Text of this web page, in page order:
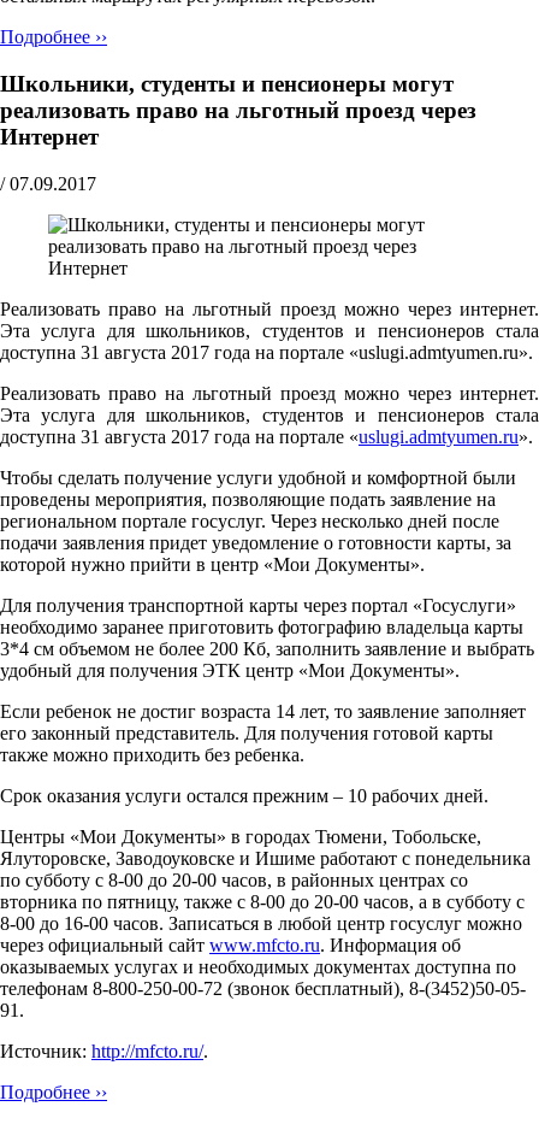
Подробнее ››
Школьники, студенты и пенсионеры могут
реализовать право на льготный проезд через
Интернет
/ 07.09.2017
Реализовать право на льготный проезд можно через интернет.
Эта услуга для школьников, студентов и пенсионеров стала
доступна 31 августа 2017 года на портале «uslugi.admtyumen.ru».
Реализовать право на льготный проезд можно через интернет.
Эта услуга для школьников, студентов и пенсионеров стала
доступна 31 августа 2017 года на портале «uslugi.admtyumen.ru».
Чтобы сделать получение услуги удобной и комфортной были
проведены мероприятия, позволяющие подать заявление на
региональном портале госуслуг. Через несколько дней после
подачи заявления придет уведомление о готовности карты, за
которой нужно прийти в центр «Мои Документы».
Для получения транспортной карты через портал «Госуслуги»
необходимо заранее приготовить фотографию владельца карты
3*4 см объемом не более 200 Кб, заполнить заявление и выбрать
удобный для получения ЭТК центр «Мои Документы».
Если ребенок не достиг возраста 14 лет, то заявление заполняет
его законный представитель. Для получения готовой карты
также можно приходить без ребенка.
Срок оказания услуги остался прежним – 10 рабочих дней.
Центры «Мои Документы» в городах Тюмени, Тобольске,
Ялуторовске, Заводоуковске и Ишиме работают с понедельника
по субботу с 8-00 до 20-00 часов, в районных центрах со
вторника по пятницу, также с 8-00 до 20-00 часов, а в субботу с
8-00 до 16-00 часов. Записаться в любой центр госуслуг можно
через официальный сайт www.mfcto.ru. Информация об
оказываемых услугах и необходимых документах доступна по
телефонам 8-800-250-00-72 (звонок бесплатный), 8-(3452)50-05-
91.
Источник: http://mfcto.ru/.
Подробнее ››